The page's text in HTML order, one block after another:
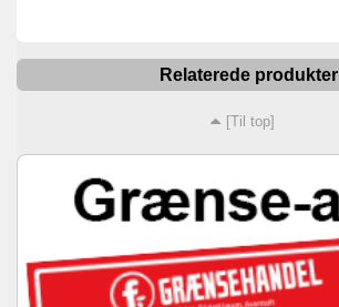
Relaterede produkter
[Til top]